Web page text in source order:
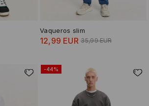
Vaqueros slim
12,99 EUR 35,99 EUR
-44%